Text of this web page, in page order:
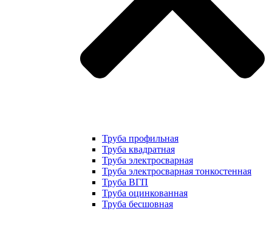
Труба профильная
Труба квадратная
Труба электросварная
Труба электросварная тонкостенная
Труба ВГП
Труба оцинкованная
Труба бесшовная